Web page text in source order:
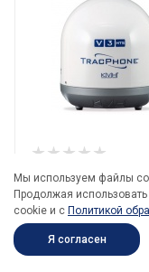
Судовая
антенна mini-VSAT
TracPhone V3-HTS
Цена по запросу
Мы используем файлы
Продолжая
cookie и c Политикой
Я согласен